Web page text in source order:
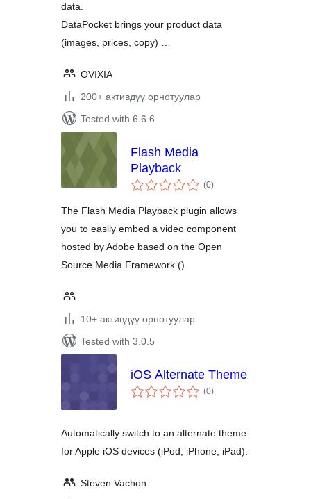
data.
DataPocket brings your product data
(images, prices, copy) …
OVIXIA
200+ активдүү орнотуулар
Tested with 6.6.6
Flash Media
Playback
(0total
ratings
)
The Flash Media Playback plugin allows
you to easily embed a video component
hosted by Adobe based on the Open
Source Media Framework ().
10+ активдүү орнотуулар
Tested with 3.0.5
iOS Alternate Theme
(0total
ratings
)
Automatically switch to an alternate theme
for Apple iOS devices (iPod, iPhone, iPad).
Steven Vachon